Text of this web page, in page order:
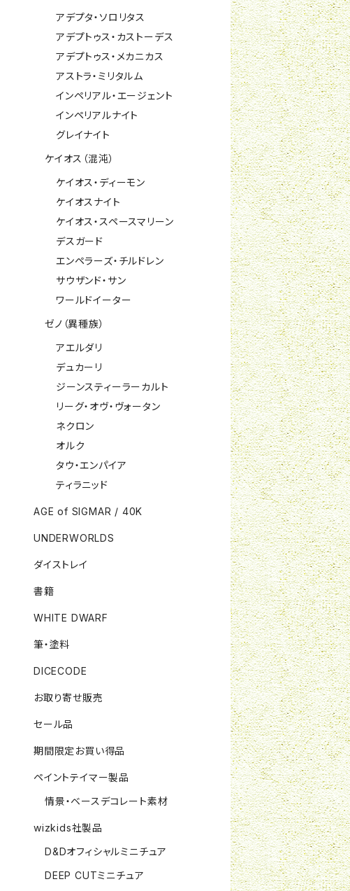
アデプタ・ソロリタス
アデプトゥス・カストーデス
アデプトゥス・メカニカス
アストラ・ミリタルム
インペリアル・エージェント
インペリアルナイト
グレイナイト
ケイオス（混沌）
ケイオス・ディーモン
ケイオスナイト
ケイオス・スペースマリーン
デスガード
エンペラーズ・チルドレン
サウザンド・サン
ワールドイーター
ゼノ（異種族）
アエルダリ
デュカーリ
ジーンスティーラーカルト
リーグ・オヴ・ヴォータン
ネクロン
オルク
タウ・エンパイア
ティラニッド
AGE of SIGMAR / 40K
UNDERWORLDS
ダイストレイ
書籍
WHITE DWARF
筆・塗料
DICECODE
お取り寄せ販売
セール品
期間限定お買い得品
ペイントテイマー製品
情景・ベースデコレート素材
wizkids社製品
D&Dオフィシャルミニチュア
DEEP CUTミニチュア